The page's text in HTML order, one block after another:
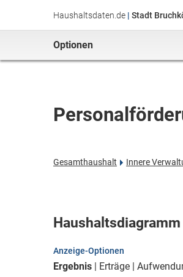
Haushaltsdaten.de | Stadt
Optionen
Gesamthaushalt Innere
Haushaltsdiagramm
Anzeige-Optionen
Ergebnis Erträge